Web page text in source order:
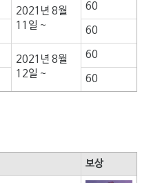
2021년 8월
11일 ~
60
60
2021년 8월
12일 ~
60
60
보상